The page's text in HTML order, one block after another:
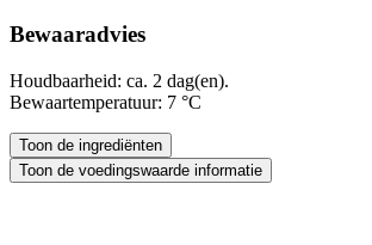
Bewaaradvies
Houdbaarheid: ca. 2 dag(en).
Bewaartemperatuur: 7 °C